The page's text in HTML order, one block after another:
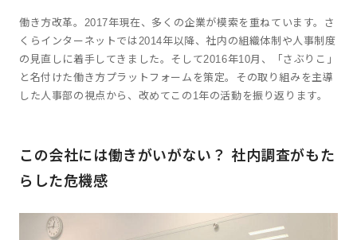
働き方改革。2017年現在、多くの企業が模索を重ねています。さ
くらインターネットでは2014年以降、社内の組織体制や人事制度
の見直しに着手してきました。そして2016年10月、「さぶりこ」
と名付けた働き方プラットフォームを策定。その取り組みを主導
した人事部の視点から、改めてこの1年の活動を振り返ります。
この会社には働きがいがない？ 社内調査がもた
らした危機感